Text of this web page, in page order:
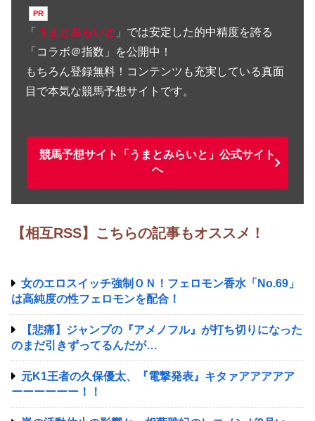
「 うまとみらいと 」では安定した的中精度を誇る
「コラボ＠指数」を公開中！
もちろん登録無料！コンテンツも充実している真面
目で本気な競馬予想サイトです。
競馬予想サイト「うまとみらいと」公式サイト
へ
【相互RSS】こちらの記事もオススメ！
女のエロスイッチ強制ＯＮ！フェロモン香水「No.69」
は高純度の性フェロモンを配合！
【悲痛】ジャンプの『アメノフル』が打ち切りになった
のまだ引きずってるんだが…
元K1王者の久保優太、『電撃発表』キタァアアアアア
ーーーーーー！！